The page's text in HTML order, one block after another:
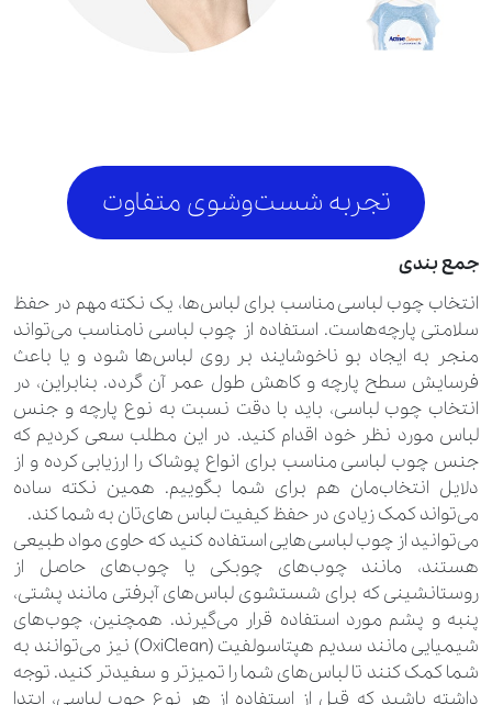
تجربه شست‌وشوی متفاوت
جمع بندی
انتخاب چوب لباسی مناسب برای لباس‌ها، یک نکته مهم در حفظ
سلامتی پارچه‌هاست. استفاده از چوب لباسی نامناسب می‌تواند
منجر به ایجاد بو ناخوشایند بر روی لباس‌ها شود و یا باعث
فرسایش سطح پارچه و کاهش طول عمر آن گردد. بنابراین، در
انتخاب چوب لباسی، باید با دقت نسبت به نوع پارچه و جنس
لباس مورد نظر خود اقدام کنید. در این مطلب سعی کردیم که
جنس چوب لباسی مناسب برای انواع پوشاک را ارزیابی کرده و از
دلایل انتخاب‌مان هم برای شما بگوییم. همین نکته ساده
می‌تواند کمک زیادی در حفظ کیفیت لباس های‌تان به شما کند.
می‌توانید از چوب لباسی‌هایی استفاده کنید که حاوی مواد طبیعی
هستند، مانند چوب‌های چوبکی یا چوب‌های حاصل از
روستانشینی که برای شستشوی لباس‌های آبرفتی مانند پشتی،
پنبه و پشم مورد استفاده قرار می‌گیرند. همچنین، چوب‌های
شیمیایی مانند سدیم هپتاسولفیت (OxiClean) نیز می‌توانند به
شما کمک کنند تا لباس‌های شما را تمیز‌تر و سفیدتر کنید. توجه
داشته باشید که قبل از استفاده از هر نوع چوب لباسی، ابتدا